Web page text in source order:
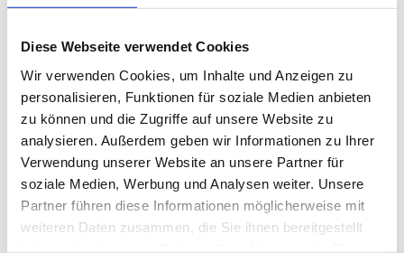
Diese Webseite verwendet Cookies
Wir verwenden Cookies, um Inhalte und Anzeigen zu
personalisieren, Funktionen für soziale Medien anbieten
zu können und die Zugriffe auf unsere Website zu
analysieren. Außerdem geben wir Informationen zu Ihrer
Verwendung unserer Website an unsere Partner für
soziale Medien, Werbung und Analysen weiter. Unsere
Partner führen diese Informationen möglicherweise mit
weiteren Daten zusammen, die Sie ihnen bereitgestellt
Vegane Küche ist Trend – auch
im Restaurant „Herr Grünfink“
Vegane Küche ist zwar noch nicht
in aller Munde. Aber die Nachfrage
nach solchen Gerichten ist auch bei